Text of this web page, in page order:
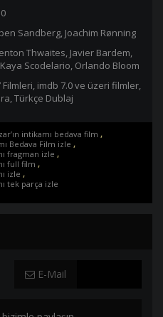
Sandberg, Joachim Rønning
Thwaites, Javier Bardem,
Kaya Scodelario, Orlando Bloom
Filmleri, imdb 7.0 ve üzeri filmler,
,Türkçe Dublaj
intikamı bedava film ,
Bedava Film izle ,
fragman izle ,
full film ,
izle ,
tek parça izle
E-Mail